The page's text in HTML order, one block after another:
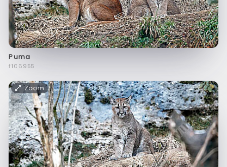
Puma
f106955
Zoom